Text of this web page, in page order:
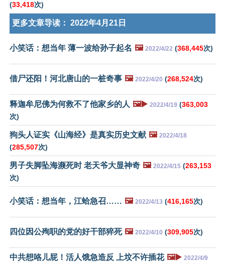
(33,418次)
更多文章导读： 2022年4月21日
小笑话：想当年 薄一波给孙子起名 🖼️ 2022/4/22 (368,445次)
借尸还阳！河北唐山的一桩奇事 🖼️ 2022/4/20 (268,524次)
释迦牟尼佛为何救不了他家乡的人 🖼️▶️ 2022/4/19 (363,003
次)
狗头人证实《山海经》是真实历史文献 🖼️ 2022/4/18
(285,507次)
男子失脚坠海濒死时 老天爷大显神奇 🖼️ 2022/4/15 (263,153
次)
小笑话：想当年，江蛤急召…… 🖼️ 2022/4/13 (416,165次)
四位因公殉职的党的好干部猝死 🖼️ 2022/4/10 (309,905次)
中共想咯儿屁！活人饿急造反 上坟不许插花 🖼️▶️ 2022/4/9